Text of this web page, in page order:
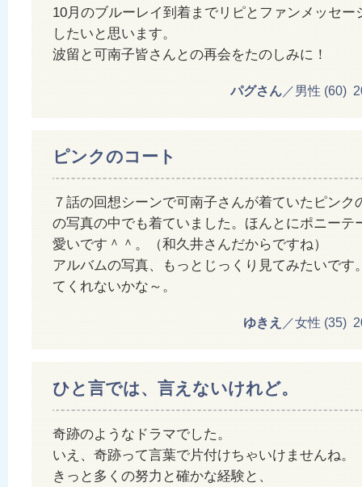
10月のブルーレイ到着までリピとファンメッセー
したいと思います。
波留と可南子皆さんとの再会をたのしみに！
パグさん ／男性 (60)
ピンクのコート
７話の回想シーンで可南子さんが着ていたピンク
の写真の中でも着ていました。ほんとにポニーテ
愛いです＾＾。（和久井さんだからですね）
アルバムの写真、もっとじっくり見てみたいです
てくれないかな～。
ゆきえ ／女性 (35)
ひと言では、言えないけれど。
奇跡のようなドラマでした。
いえ、奇跡って言葉で片付けちゃいけませんね。
きっと多くの努力と確かな経験と、